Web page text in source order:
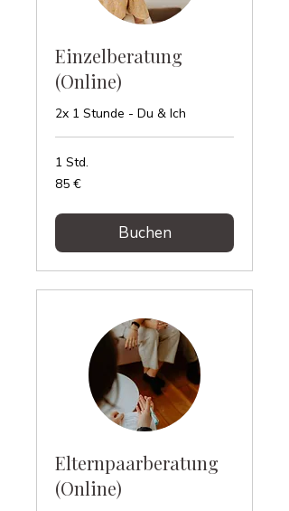
Einzelberatung
(Online)
2x 1 Stunde - Du & Ich
1 Std.
85
Euro
85 €
Buchen
Elternpaarberatung
(Online)